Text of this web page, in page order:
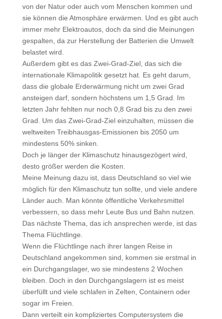
von der Natur oder auch vom Menschen kommen und
sie können die Atmosphäre erwärmen. Und es gibt auch
immer mehr Elektroautos, doch da sind die Meinungen
gespalten, da zur Herstellung der Batterien die Umwelt
belastet wird.
Außerdem gibt es das Zwei-Grad-Ziel, das sich die
internationale Klimapolitik gesetzt hat. Es geht darum,
dass die globale Erderwärmung nicht um zwei Grad
ansteigen darf, sondern höchstens um 1,5 Grad. Im
letzten Jahr fehlten nur noch 0,8 Grad bis zu den zwei
Grad. Um das Zwei-Grad-Ziel einzuhalten, müssen die
weltweiten Treibhausgas-Emissionen bis 2050 um
mindestens 50% sinken.
Doch je länger der Klimaschutz hinausgezögert wird,
desto größer werden die Kosten.
Meine Meinung dazu ist, dass Deutschland so viel wie
möglich für den Klimaschutz tun sollte, und viele andere
Länder auch. Man könnte öffentliche Verkehrsmittel
verbessern, so dass mehr Leute Bus und Bahn nutzen.
Das nächste Thema, das ich ansprechen werde, ist das
Thema Flüchtlinge.
Wenn die Flüchtlinge nach ihrer langen Reise in
Deutschland angekommen sind, kommen sie erstmal in
ein Durchgangslager, wo sie mindestens 2 Wochen
bleiben. Doch in den Durchgangslagern ist es meist
überfüllt und viele schlafen in Zelten, Containern oder
sogar im Freien.
Dann verteilt ein kompliziertes Computersystem die